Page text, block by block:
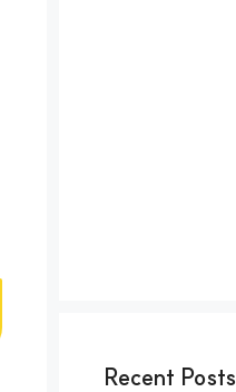
Recent Posts